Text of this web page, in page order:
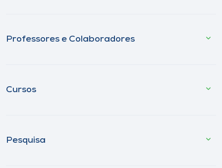
Professores e Colaboradores
Cursos
Pesquisa